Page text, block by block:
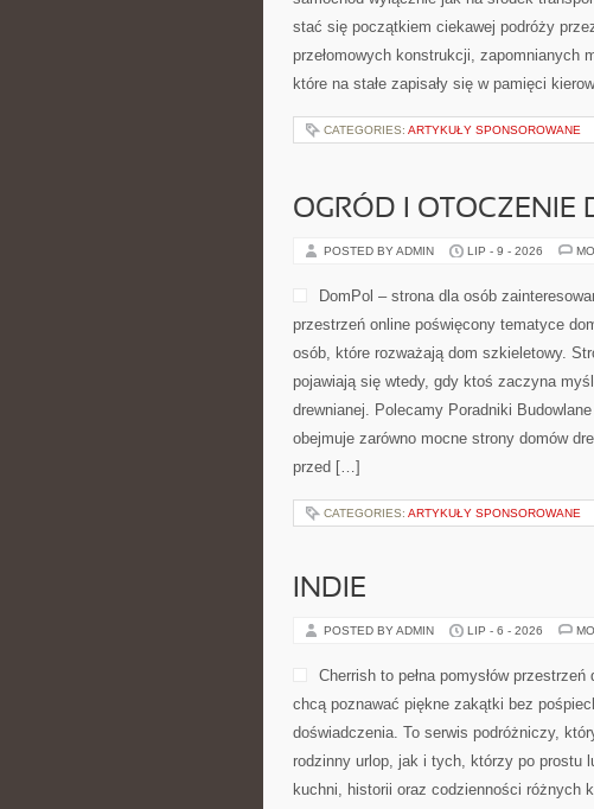
stać się początkiem ciekawej podróży
przełomowych konstrukcji, zapomnianych
które na stałe zapisały się w pamięci
CATEGORIES: ARTYKUŁY SPONSOROWANE
OGRÓD I OTOCZENIE
POSTED BY ADMIN LIP - 9 - 2026
DomPol – strona dla osób
przestrzeń online poświęcony tematyce
osób, które rozważają dom szkieletowy.
pojawiają się wtedy, gdy ktoś zaczyna
drewnianej. Polecamy Poradniki
obejmuje zarówno mocne strony domów
przed […]
CATEGORIES: ARTYKUŁY SPONSOROWANE
INDIE
POSTED BY ADMIN LIP - 6 - 2026
Cherrish to pełna pomysłów
chcą poznawać piękne zakątki bez
doświadczenia. To serwis podróżniczy,
rodzinny urlop, jak i tych, którzy po prostu
kuchni, historii oraz codzienności różnych